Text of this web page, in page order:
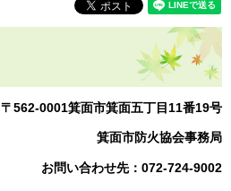
〒562-0001箕面市箕面五丁目11番19号
箕面市防火協会事務局
お問い合わせ先：072-724-9002